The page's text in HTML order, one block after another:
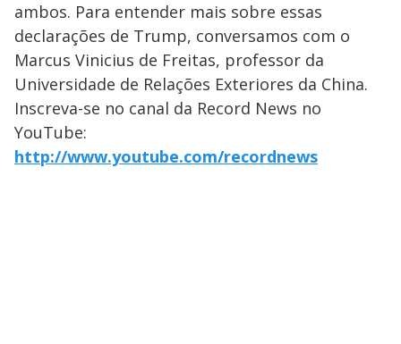
ambos. Para entender mais sobre essas
declarações de Trump, conversamos com o
Marcus Vinicius de Freitas, professor da
Universidade de Relações Exteriores da China.
Inscreva-se no canal da Record News no
YouTube:
http://www.youtube.com/recordnews